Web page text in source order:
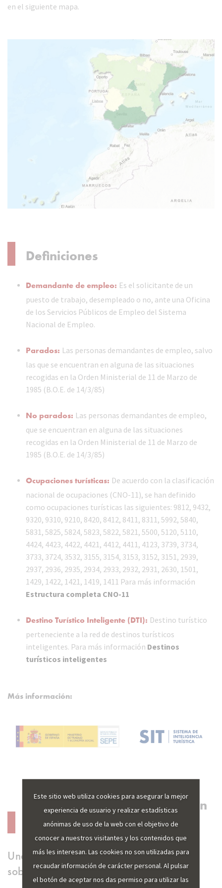
en el siguiente mapa.
Definiciones
Demandante de empleo: Es el solicitante de un
puesto de trabajo, desempleado o no, ante una Oficina
de los Servicios Públicos de Empleo del Sistema
Nacional de Empleo.
Parados: Las personas demandantes de empleo, salvo
las que se encuentran en alguna de las situaciones
recogidas en la Orden Ministerial de 11 de Marzo de
1985 (B.O.E. de 14/3/85)
No parados: Las personas demandantes de empleo,
que se encuentran en alguna de las situaciones
recogidas en la Orden Ministerial de 11 de Marzo de
1985 (B.O.E. de 14/3/85)
Ocupaciones turísticas: De acuerdo con la clasificación
nacional de ocupaciones (CNO-11), se han definido
como ocupaciones turísticas las siguientes: 9812, 9432,
9320, 9310, 9210, 8420, 8412, 8411, 8311, 5992, 5840,
5831, 5825, 5824, 5823, 5822, 5821, 5500, 5120, 5110,
4424, 4423, 4422, 4421, 4412, 4411, 4123, 3739, 3734,
3733, 3724, 3532, 3155, 3154, 3153, 3152, 3151, 2939,
2937, 2936, 2935, 2934, 2933, 2932, 2931, 2630, 1501,
1429, 1422, 1421, 1419, 1411 Para más información
Estructura completa CNO-11
Destino Turístico Inteligente (DTI): Destino turístico
perteneciente a la red de destinos turísticos
inteligentes. Para más información Destinos
turísticos inteligentes
Más información:
Descubre más de Economía en
nuestro blog
Una selección de los posts de actualidad
sobre Economía
Este sitio web utiliza cookies para asegurar la mejor
experiencia de usuario y realizar estadísticas
anónimas de uso de la web con el objetivo de
conocer a nuestros visitantes y los contenidos que
más les interesan. Las cookies no son utilizadas para
recaudar información de carácter personal. Al pulsar
el botón de aceptar nos das permiso para utilizar las